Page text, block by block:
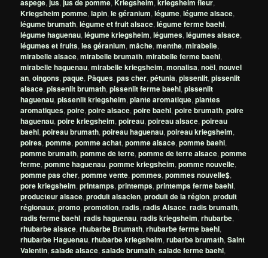
Kriegsheim pomme,lapin,le géranium,légume,légume alsace,
légume brumath,légume et fruit alsace,légume ferme baehl,
légume haguenau,légume kriegsheim,légumes,légumes alsace,
légumes et fruits,les géranium,mâche,menthe,mirabelle,
mirabelle alsace,mirabelle brumath,mirabelle ferme baehl,
mirabelle haguenau,mirabelle kriegsheim,monalisa,noël,nouvel
an,oingons,paque, Pâques,pas cher,pétunia,pissenlit,pissenlit
alsace,pissenlit brumath,pissenlit ferme baehl,pissenlit
haguenau,pissenlit kriegsheim,plante aromatique,plantes
aromatiques,poire,poire alsace,poire baehl,poire brumath,poire
haguenau,poire kriegsheim,poireau,poireau alsace,poireau
baehl,poireau brumath,poireau haguenau,poireau kriegsheim,
poires,pomme,pomme achat,pomme alsace,pomme baehl,
pomme brumath,pomme de terre,pomme de terre alsace,pomme
ferme,pomme haguenau,pomme kriegsheim,pomme nouvelle,
pomme pas cher,pomme vente,pommes,pommes nouvelle$,
pore kriegsheim,printamps,printemps,printemps ferme baehl,
producteur alsace,produit alsacien,produit de la région,produit
régionaux,promo,promotion,radis,radis Alsace,radis brumath,
radis ferme baehl,radis haguenau,radis kriegsheim,rhubarbe,
rhubarbe alsace,rhubarbe Brumath,rhubarbe ferme baehl,
rhubarbe Haguenau,rhubarbe kriegsheim,rubarbe brumath,Saint
Valentin,salade alsace,salade brumath,salade ferme baehl,